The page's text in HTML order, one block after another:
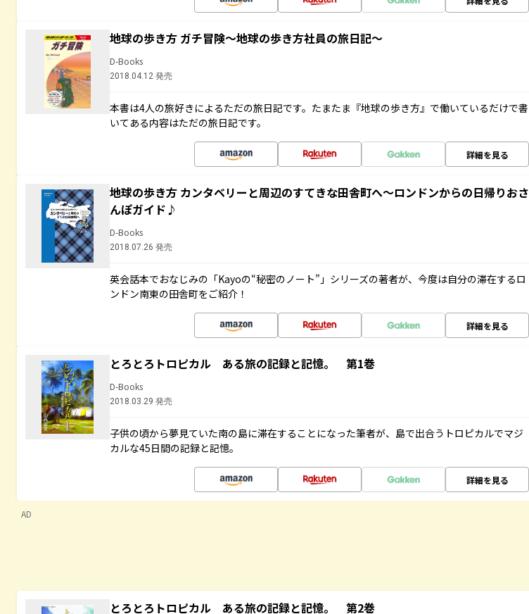
地球の歩き方 ガチ冒険～地球の歩き方社員の旅日記～
D-Books
2018.04.12 発売
本書は4人の旅好きによるただの旅日記です。たまたま『地球の歩き方』で働いているだけで書
いてある内容はただの旅日記です。
詳細を見る
地球の歩き方 カンタベリーと周辺のすてきな田舎町へ～ロンドンからの日帰りおさ
んぽガイド♪
D-Books
2018.07.26 発売
英会話本でおなじみの「Kayoの“秘密のノート”」シリーズの著者が、今度は自分の滞在するロ
ンドン南東の田舎町をご紹介！
詳細を見る
とろとろトロピカル ある旅の記録と記憶。 第1巻
D-Books
2018.03.29 発売
子供の頃から夢見ていた南の島に滞在することになった筆者が、島で出合うトロピカルでマジ
カルな45日間の記録と記憶。
詳細を見る
AD
とろとろトロピカル ある旅の記録と記憶。 第2巻